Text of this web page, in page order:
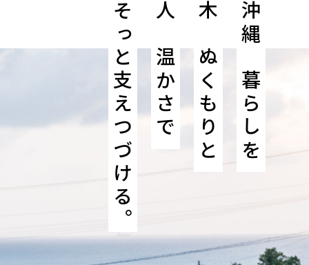
沖縄の暮らしを
木のぬくもりと
人の温かさで
そっと支えつづける。